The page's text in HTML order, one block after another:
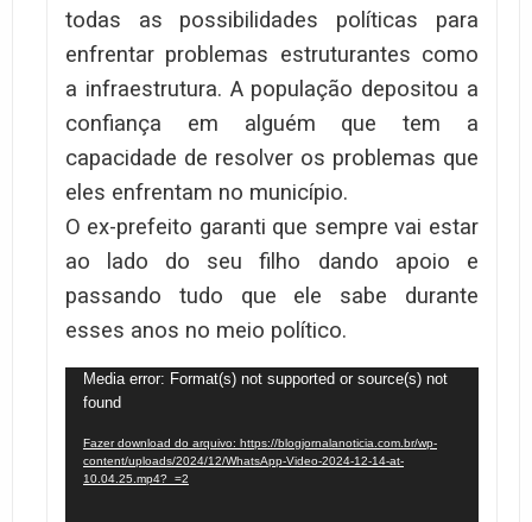
todas as possibilidades políticas para
enfrentar problemas estruturantes como
a infraestrutura. A população depositou a
confiança em alguém que tem a
capacidade de resolver os problemas que
eles enfrentam no município.
O ex-prefeito garanti que sempre vai estar
ao lado do seu filho dando apoio e
passando tudo que ele sabe durante
esses anos no meio político.
Tocador
de
vídeo
Media error: Format(s) not supported or source(s) not
found
Fazer download do arquivo: https://blogjornalanoticia.com.br/wp-
content/uploads/2024/12/WhatsApp-Video-2024-12-14-at-
10.04.25.mp4?_=2